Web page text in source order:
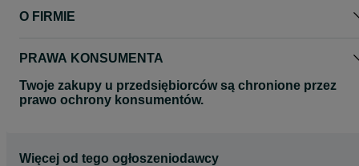
O FIRMIE
PRAWA KONSUMENTA
Twoje zakupy u przedsiębiorców są chronione przez
prawo ochrony konsumentów.
Więcej od tego ogłoszeniodawcy